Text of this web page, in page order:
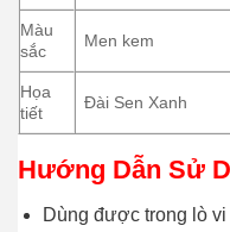
Màu
sắc
Men kem
Họa
tiết
Đài Sen Xanh
Hướng Dẫn Sử
Dùng được trong lò